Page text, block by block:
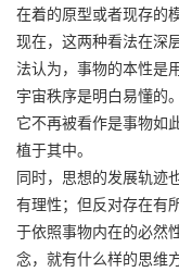
在着的原型或者现存的
现在，这两种看法在深
法认为，事物的本性是
宇宙秩序是明白易懂的
它不再被看作是事物如
植于其中。
同时，思想的发展轨迹
有理性；但反对存在有
于依照事物内在的必然
念，就有什么样的思维